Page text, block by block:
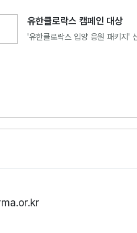
유한클로락스 캠페인 대상
'유한클로락스 입양 응원 패키지'